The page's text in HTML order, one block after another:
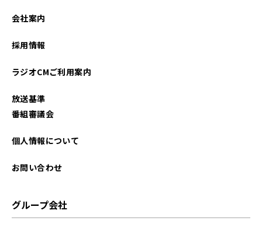
会社案内
採用情報
ラジオCMご利用案内
放送基準
番組審議会
個人情報について
お問い合わせ
グループ会社